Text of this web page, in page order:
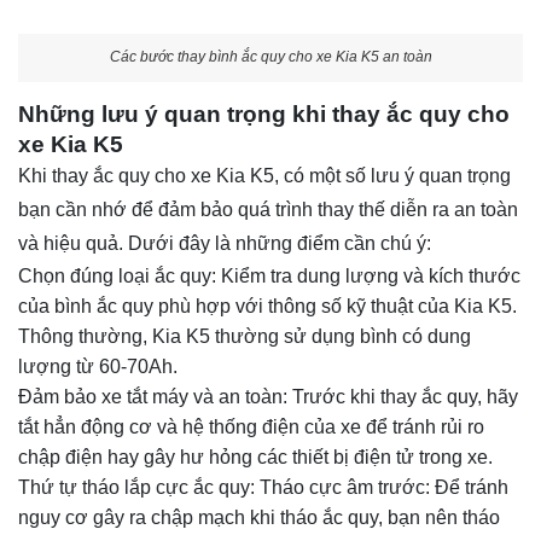
Các bước thay bình ắc quy cho xe Kia K5 an toàn
Những lưu ý quan trọng khi thay ắc quy cho
xe Kia K5
Khi thay ắc quy cho xe Kia K5, có một số lưu ý quan trọng
bạn cần nhớ để đảm bảo quá trình thay thế diễn ra an toàn
và hiệu quả. Dưới đây là những điểm cần chú ý:
Chọn đúng loại ắc quy: Kiểm tra dung lượng và kích thước
của bình ắc quy phù hợp với thông số kỹ thuật của Kia K5.
Thông thường, Kia K5 thường sử dụng bình có dung
lượng từ 60-70Ah.
Đảm bảo xe tắt máy và an toàn: Trước khi thay ắc quy, hãy
tắt hẳn động cơ và hệ thống điện của xe để tránh rủi ro
chập điện hay gây hư hỏng các thiết bị điện tử trong xe.
Thứ tự tháo lắp cực ắc quy: Tháo cực âm trước: Để tránh
nguy cơ gây ra chập mạch khi tháo ắc quy, bạn nên tháo